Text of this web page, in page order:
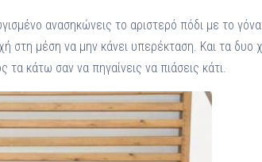
ανασηκώνεις το αριστερό πόδι με το
στη μέση να μην κάνει υπερέκταση. Και τα δυο
κάτω σαν να πηγαίνεις να πιάσεις κάτι.